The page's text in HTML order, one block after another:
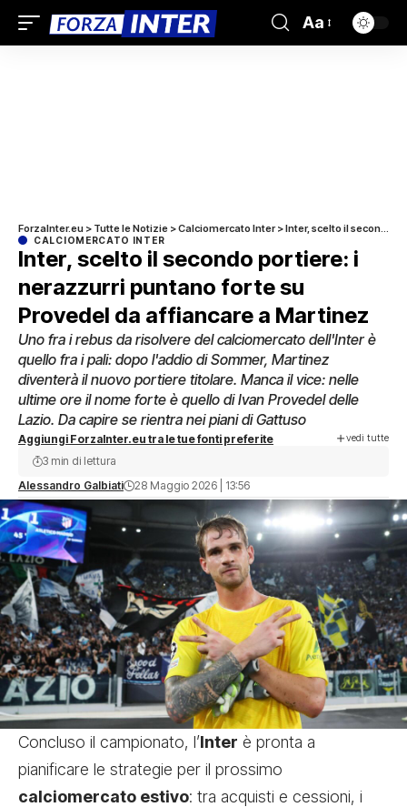
Aa
ForzaInter.eu > Tutte le Notizie >Calciomercato Inter>Inter, scelto il secondo portiere: i nerazzurri puntano forte su Provedel da affiancare a Martinez
CALCIOMERCATO INTER
Inter, scelto il secondo portiere: i
nerazzurri puntano forte su
Provedel da affiancare a Martinez
Uno fra i rebus da risolvere del calciomercato dell'Inter è
quello fra i pali: dopo l'addio di Sommer, Martinez
diventerà il nuovo portiere titolare. Manca il vice: nelle
ultime ore il nome forte è quello di Ivan Provedel delle
Lazio. Da capire se rientra nei piani di Gattuso
Aggiungi ForzaInter.eu tra le tue fonti preferite vedi tutte
Alessandro Galbiati 28 Maggio 2026 | 13:56
3 min di lettura
Concluso il campionato, l’Inter è pronta a
pianificare le strategie per il prossimo
calciomercato estivo: tra acquisti e cessioni, i